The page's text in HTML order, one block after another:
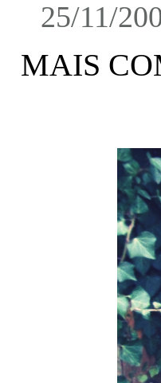
25/11/
MAIS